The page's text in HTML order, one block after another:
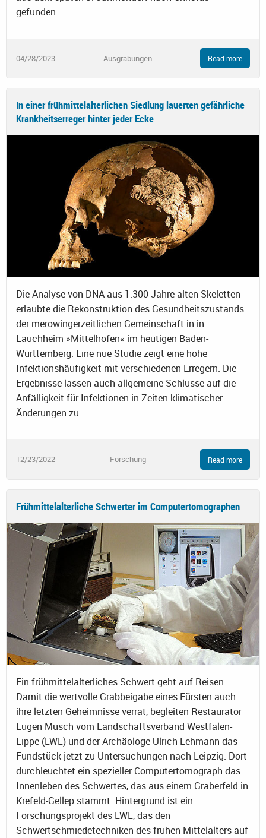
gefunden.
04/28/2023 Ausgrabungen Read more
In einer frühmittelalterlichen Siedlung lauerten gefährliche
Krankheitserreger hinter jeder Ecke
Die Analyse von DNA aus 1.300 Jahre alten Skeletten
erlaubte die Rekonstruktion des Gesundheitszustands
der merowingerzeitlichen Gemeinschaft in in
Lauchheim »Mittelhofen« im heutigen Baden-
Württemberg. Eine nue Studie zeigt eine hohe
Infektionshäufigkeit mit verschiedenen Erregern. Die
Ergebnisse lassen auch allgemeine Schlüsse auf die
Anfälligkeit für Infektionen in Zeiten klimatischer
Änderungen zu.
12/23/2022 Forschung Read more
Frühmittelalterliche Schwerter im Computertomographen
Ein frühmittelalterliches Schwert geht auf Reisen:
Damit die wertvolle Grabbeigabe eines Fürsten auch
ihre letzten Geheimnisse verrät, begleiten Restaurator
Eugen Müsch vom Landschaftsverband Westfalen-
Lippe (LWL) und der Archäologe Ulrich Lehmann das
Fundstück jetzt zu Untersuchungen nach Leipzig. Dort
durchleuchtet ein spezieller Computertomograph das
Innenleben des Schwertes, das aus einem Gräberfeld in
Krefeld-Gellep stammt. Hintergrund ist ein
Forschungsprojekt des LWL, das den
Schwertschmiedetechniken des frühen Mittelalters auf